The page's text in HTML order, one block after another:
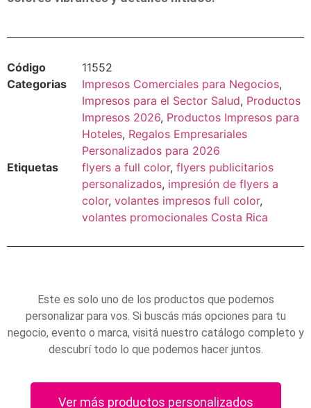
Código
11552
Categorias
Impresos Comerciales para Negocios,
Impresos para el Sector Salud, Productos
Impresos 2026, Productos Impresos para
Hoteles, Regalos Empresariales
Personalizados para 2026
Etiquetas
flyers a full color, flyers publicitarios
personalizados, impresión de flyers a
color, volantes impresos full color,
volantes promocionales Costa Rica
Este es solo uno de los productos que podemos
personalizar para vos. Si buscás más opciones para tu
negocio, evento o marca, visitá nuestro catálogo completo y
descubrí todo lo que podemos hacer juntos.
Ver más productos personalizados